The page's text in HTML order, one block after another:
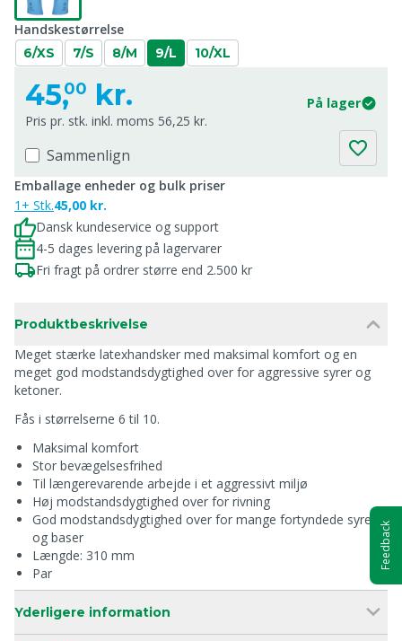
Handskestørrelse
6/XS 7/S 8/M 9/L 10/XL
45,00 kr.
På lager
Pris pr. stk. inkl. moms 56,25 kr.
Sammenlign
Emballage enheder og bulk priser
1+ Stk.45,00 kr.
Dansk kundeservice og support
4-5 dages levering på lagervarer
Fri fragt på ordrer større end 2.500 kr
Produktbeskrivelse
Meget stærke latexhandsker med maksimal komfort og en
meget god modstandsdygtighed over for aggressive syrer og
ketoner.
Fås i størrelserne 6 til 10.
Maksimal komfort
Stor bevægelsesfrihed
Til længerevarende arbejde i et aggressivt miljø
Høj modstandsdygtighed over for rivning
God modstandsdygtighed over for mange fortyndede syrer
og baser
Længde: 310 mm
Par
Yderligere information
Feedback